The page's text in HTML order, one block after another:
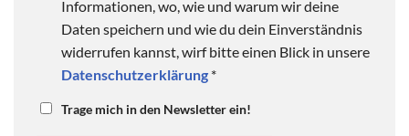
Informationen, wo, wie und warum wir deine
Daten speichern und wie du dein Einverständnis
widerrufen kannst, wirf bitte einen Blick in unsere
Datenschutzerklärung *
Trage mich in den Newsletter ein!